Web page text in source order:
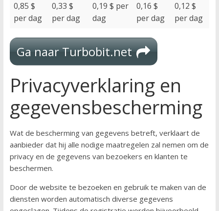
0,85 $
per dag
0,33 $
per dag
0,19 $ per
dag
0,16 $
per dag
0,12 $
per dag
Ga naar Turbobit.net
Privacyverklaring en
gegevensbescherming
Wat de bescherming van gegevens betreft, verklaart de
aanbieder dat hij alle nodige maatregelen zal nemen om de
privacy en de gegevens van bezoekers en klanten te
beschermen.
Door de website te bezoeken en gebruik te maken van de
diensten worden automatisch diverse gegevens